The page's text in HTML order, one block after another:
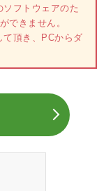
フトウェアのた
できません。
て頂き、PCからダ